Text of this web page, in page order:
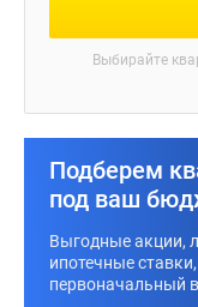
Выбирайте
Подберем
под ваш
Выгодные акции,
ипотечные
первоначальный